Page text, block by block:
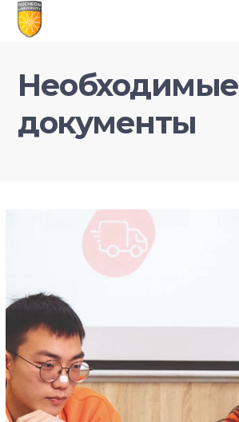
Необходимые
документы